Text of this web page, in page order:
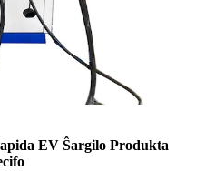
EV Ŝargilo Produkta